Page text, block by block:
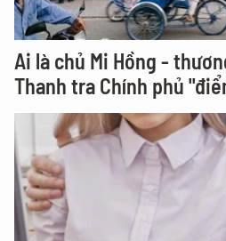
Ai là chủ Mi Hồng -
Thanh tra Chính phủ